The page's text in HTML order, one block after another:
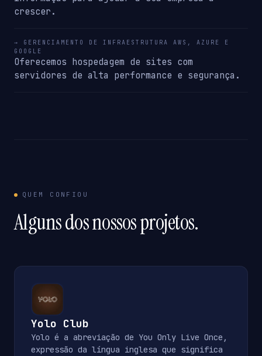
crescer.
→ GERENCIAMENTO DE INFRAESTRUTURA AWS, AZURE E
GOOGLE
Oferecemos hospedagem de sites com
servidores de alta performance e segurança.
QUEM CONFIOU
Alguns dos nossos projetos.
Yolo Club
Yolo é a abreviação de You Only Live Once,
expressão da língua inglesa que significa